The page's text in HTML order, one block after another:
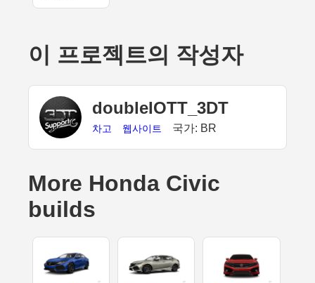
이 프로젝트의 작성자
doubleIOTT_3DT
차고 웹사이트 국가: BR
More Honda Civic
builds